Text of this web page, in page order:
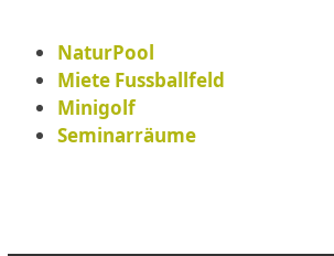
NaturPool
Miete Fussballfeld
Minigolf
Seminarräume